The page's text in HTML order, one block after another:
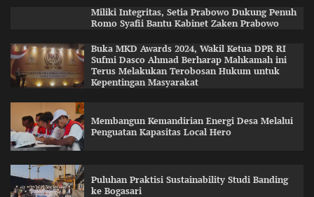
Miliki Integritas, Setia Prabowo Dukung Penuh
Romo Syafii Bantu Kabinet Zaken Prabowo
Buka MKD Awards 2024, Wakil Ketua DPR RI
Sufmi Dasco Ahmad Berharap Mahkamah ini
Terus Melakukan Terobosan Hukum untuk
Kepentingan Masyarakat
Membangun Kemandirian Energi Desa Melalui
Penguatan Kapasitas Local Hero
Puluhan Praktisi Sustainability Studi Banding
ke Bogasari